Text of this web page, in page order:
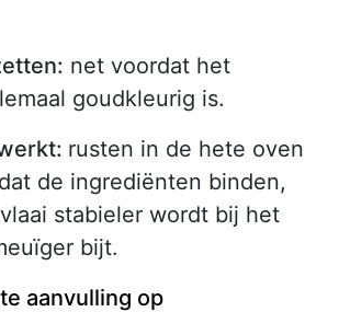
net voordat het
goudkleurig is.
rusten in de hete oven
de ingrediënten binden,
stabieler wordt bij het
bijt.
aanvulling op